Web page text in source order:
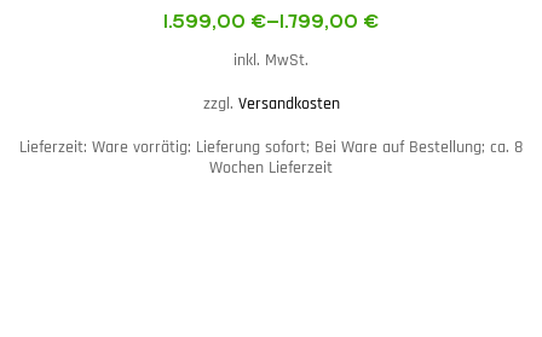
1.599,00 €–1.799,00 €
inkl. MwSt.
zzgl. Versandkosten
Lieferzeit: Ware vorrätig: Lieferung sofort; Bei Ware auf Bestellung; ca. 8
Wochen Lieferzeit